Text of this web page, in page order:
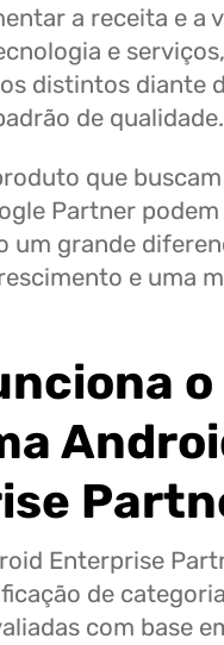
a receita e a
e
distintos diante
de
que
Partner
um grande
e uma
o
Enterprise
de
com base